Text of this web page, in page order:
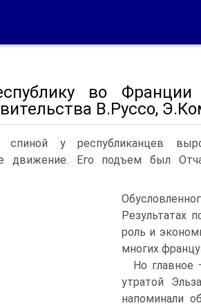
во
В.Руссо,
у республиканцев
движение. Его подъем был
Результатах
роль и
многих
Но
утратой
напоминали